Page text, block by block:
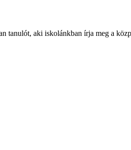
tanulót, aki iskolánkban írja meg a